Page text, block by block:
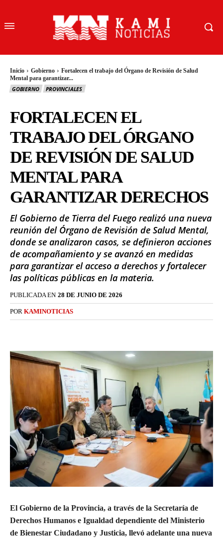
Inicio Gobierno
Fortalecen el trabajo del Órgano de Revisión de Salud
Mental para garantizar...
GOBIERNO PROVINCIALES
FORTALECEN EL
TRABAJO DEL ÓRGANO
DE REVISIÓN DE SALUD
MENTAL PARA
GARANTIZAR DERECHOS
El Gobierno de Tierra del Fuego realizó una nueva
reunión del Órgano de Revisión de Salud Mental,
donde se analizaron casos, se definieron acciones
de acompañamiento y se avanzó en medidas
para garantizar el acceso a derechos y fortalecer
las políticas públicas en la materia.
PUBLICADA EN 28 DE JUNIO DE 2026
POR KAMINOTICIAS
El Gobierno de la Provincia, a través de la Secretaría de
Derechos Humanos e Igualdad dependiente del Ministerio
de Bienestar Ciudadano y Justicia, llevó adelante una nueva